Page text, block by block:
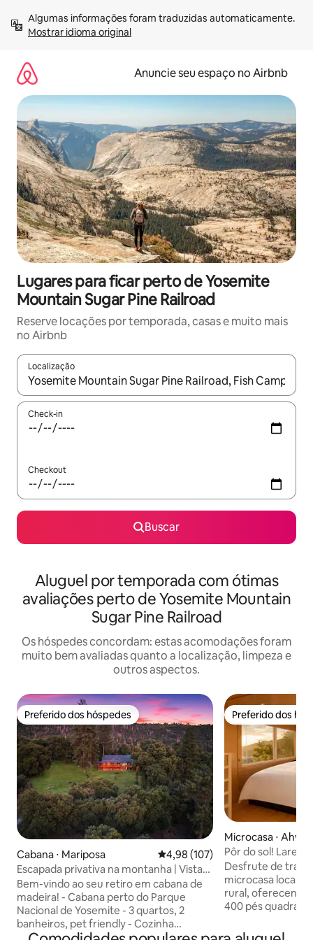
para
Mostrar idioma original
Anuncie seu espaço no Airbnb
Lugares para ficar perto de Yosemite
Mountain Sugar Pine Railroad
Reserve locações por temporada, casas e muito mais
no Airbnb
Localização
Quando os resultados estiverem disponíveis, explore-os
Check-in
Checkout
Buscar
Aluguel por temporada com ótimas
avaliações perto de Yosemite Mountain
Sugar Pine Railroad
Os hóspedes concordam: estas acomodações foram
muito bem avaliadas quanto a localização, limpeza e
outros aspectos.
Preferido dos hóspedes
Preferido dos hóspedes
Cabana ⋅ Mariposa 4,98 de uma avaliação média de
4,98 (107)
Escapada privativa na montanha | Vistas |
Vida selvagem | Estrelas
Bem-vindo ao seu retiro em cabana de
madeira! - Cabana perto do Parque
Nacional de Yosemite - 3 quartos, 2
banheiros, pet friendly - Cozinha
equipada completa com mesa de jantar
Preferido dos
Preferido dos
Microcasa ⋅
Pôr do sol!
no topo da colina
Desfrute de
microcasa
rural, oferecendo
400 pés
com 2 camas